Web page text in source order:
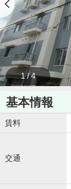
1 / 4
基本情報
賃料
交通